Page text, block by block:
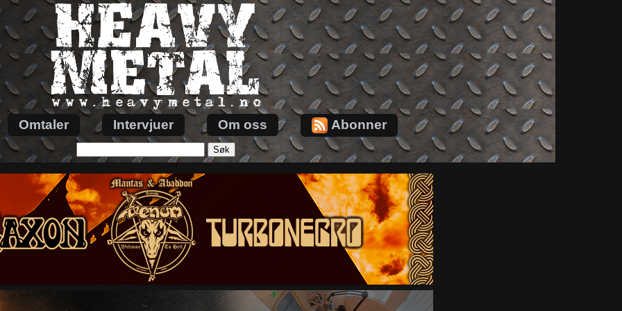
Omtaler Intervjuer Om oss Abonner
etter: